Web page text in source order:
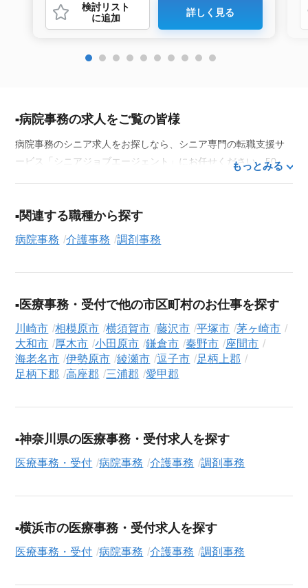
検討リスト
に追加
詳しく見る
病院事務の求人をご覧の皆様
病院事務のシニア求人をお探しなら、シニア専門の転職支援サ
ービス「シニアジョブエージェント」にお任せください。50
にサポートします。この求人を含む
だけの非公開求人です。
ご利用の流れ
る」ボタンからご登録ください。シニア専門のキャリアアドバ
イザーが、これまでのご経歴やご希望を丁寧にヒアリングし、
職務経歴書の作成から面接対策、企業との条件交渉まで、転職
活動の全プロセスを無料でサポートいたします。
求人検索について
（正社員、契約社員、アルバイト・パート）や、勤務地、年
り条件での絞り込み検索も可能です。
この病院事務の求人にご興味をお持ちの方はもちろん、「まず
ビス（無料）にお申し込みください。
もっとみる
関連する職種から探す
病院事務 介護事務 調剤事務
医療事務・受付で他の市区町村のお仕事を探す
川崎市 相模原市 横須賀市 藤沢市 平塚市
茅ヶ崎市
大和市
厚木市 小田原市 鎌倉市 秦野市
座間市
海老名市
伊勢原市 綾瀬市 逗子市
足柄上郡
足柄下郡
高座郡 三浦郡 愛甲郡
神奈川県の医療事務・受付求人を探す
医療事務・受付 病院事務 介護事務 調剤事務
横浜市の医療事務・受付求人を探す
医療事務・受付 病院事務 介護事務 調剤事務